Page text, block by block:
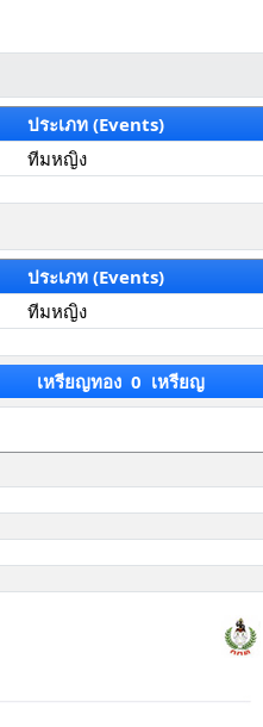
ประเภท (Events)
ทีมหญิง
ประเภท (Events)
ทีมหญิง
เหรียญทอง 0 เหรียญ